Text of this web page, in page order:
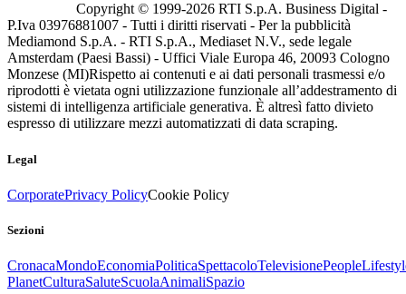
Copyright © 1999-2026 RTI S.p.A. Business Digital -
P.Iva 03976881007 - Tutti i diritti riservati - Per la pubblicità
Mediamond S.p.A. - RTI S.p.A., Mediaset N.V., sede legale
Amsterdam (Paesi Bassi) - Uffici Viale Europa 46, 20093 Cologno
Monzese (MI)Rispetto ai contenuti e ai dati personali trasmessi e/o
riprodotti è vietata ogni utilizzazione funzionale all’addestramento di
sistemi di intelligenza artificiale generativa. È altresì fatto divieto
espresso di utilizzare mezzi automatizzati di data scraping.
Legal
CorporatePrivacy PolicyCookie Policy
Sezioni
CronacaMondoEconomiaPoliticaSpettacoloTelevisionePeople
PlanetCulturaSaluteScuolaAnimaliSpazio